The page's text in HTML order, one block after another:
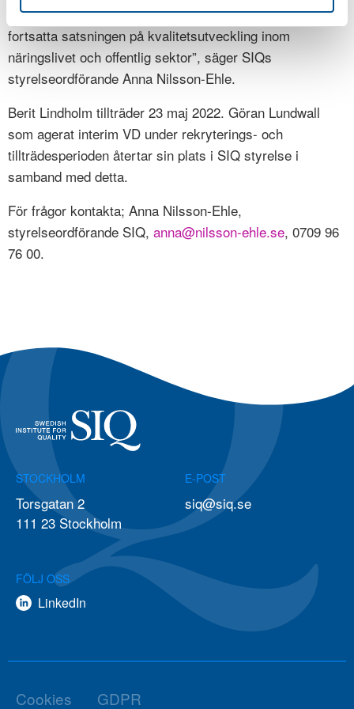
internationellt – är Berit rätt person att leda SIQ i den
fortsatta satsningen på kvalitetsutveckling inom
näringslivet och offentlig sektor”, säger SIQs
styrelseordförande Anna Nilsson-Ehle.
Berit Lindholm tillträder 23 maj 2022. Göran Lundwall
som agerat interim VD under rekryterings- och
tillträdesperioden återtar sin plats i SIQ styrelse i
samband med detta.
För frågor kontakta; Anna Nilsson-Ehle,
styrelseordförande SIQ, anna@nilsson-ehle.se, 0709 96
76 00.
STOCKHOLM
Torsgatan 2
111 23 Stockholm
E-POST
siq@siq.se
FÖLJ OSS
LinkedIn
Cookies GDPR